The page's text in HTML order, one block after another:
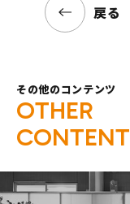
戻る
その他のコンテンツ
OTHER
CONTENT